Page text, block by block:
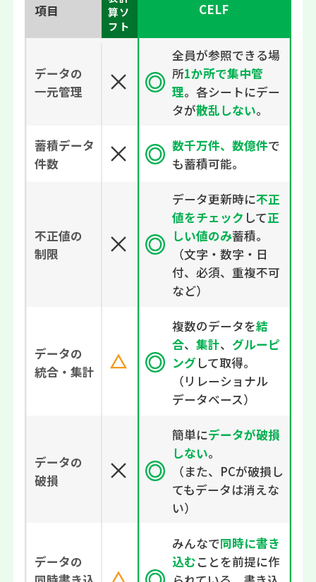
項目
算ソ
フト
CELF
データの
一元管理
全員が参照できる場
所1か所で集中管
理。各シートにデー
タが散乱しない。
蓄積データ
件数
数千万件、数億件で
も蓄積可能。
不正値の
制限
データ更新時に不正
値をチェック して正
しい値のみ蓄積。
（文字・数字・日
付、必須、重複不可
など）
データの
統合・集計
複数のデータを結
合、 集計、 グルーピ
ングして取得。
（リレーショナル
データベース）
データの
破損
簡単にデータが破損
しない。
（また、PCが破損し
てもデータは消えな
い）
データの
みんなで同時に書き
込むことを前提に作